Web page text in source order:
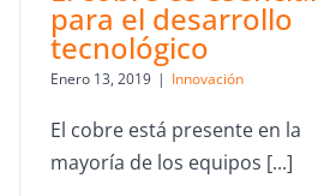
para el desarrollo
tecnológico
Enero 13, 2019 | Innovación
El cobre está presente en la
mayoría de los equipos [...]